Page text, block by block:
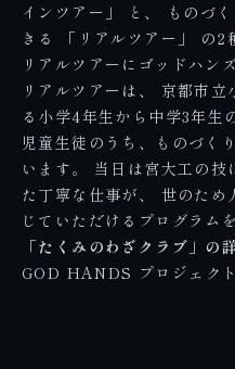
インツアー」 と、 ものづ
きる 「リアルツアー」 の2
リアルツアーにゴッドハン
リアルツアーは、 京都市
る小学4年生から中学3年生
児童生徒のうち、ものづく
います。 当日は宮大工の
た丁寧な仕事が、 世のため
じていただけるプログラム
「たくみのわざクラブ」の
GOD HANDS プロジェク